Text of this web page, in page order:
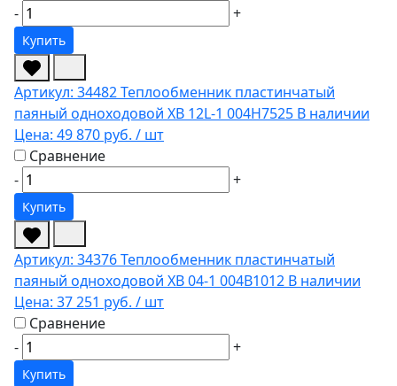
-
+
Купить
Артикул: 34482Теплообменник пластинчатый
паяный одноходовой XB 12L-1 004H7525 В наличии
Цена: 49 870 руб. / шт
Сравнение
-
+
Купить
Артикул: 34376Теплообменник пластинчатый
паяный одноходовой XB 04-1 004B1012 В наличии
Цена: 37 251 руб. / шт
Сравнение
-
+
Купить